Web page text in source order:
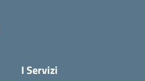
I Servizi